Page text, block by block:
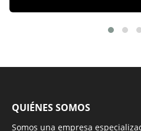
QUIÉNES SOMOS
Somos una empresa